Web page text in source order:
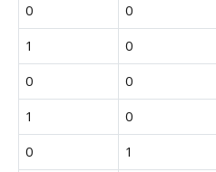
0 0
1 0
0 0
1 0
0 1